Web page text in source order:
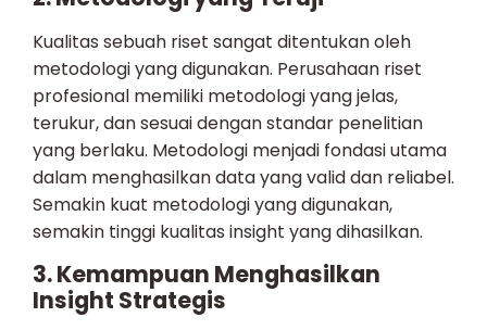
Kualitas sebuah riset sangat ditentukan oleh
metodologi yang digunakan. Perusahaan riset
profesional memiliki metodologi yang jelas,
terukur, dan sesuai dengan standar penelitian
yang berlaku. Metodologi menjadi fondasi utama
dalam menghasilkan data yang valid dan reliabel.
Semakin kuat metodologi yang digunakan,
semakin tinggi kualitas insight yang dihasilkan.
3. Kemampuan Menghasilkan
Insight Strategis